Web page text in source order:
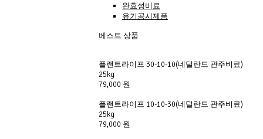
완효성비료
유기공시제품
베스트 상품
플랜트라이프 30-10-10(네덜란드 관주비료)
25kg
79,000 원
플랜트라이프 10-10-30(네덜란드 관주비료)
25kg
79,000 원